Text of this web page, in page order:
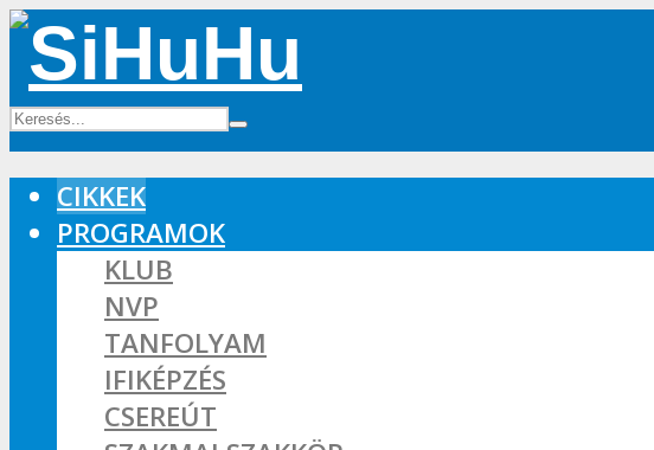
CIKKEK
PROGRAMOK
KLUB
NVP
TANFOLYAM
IFIKÉPZÉS
CSEREÚT